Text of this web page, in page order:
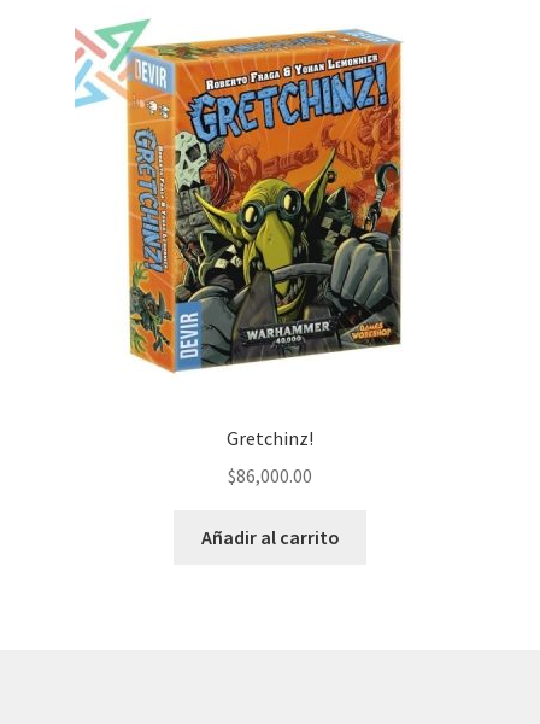
Gretchinz!
$86,000.00
Añadir al carrito